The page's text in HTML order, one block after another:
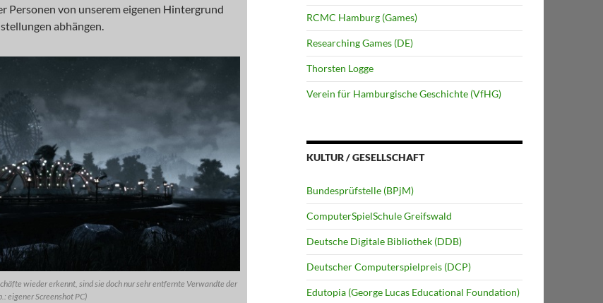
Personen von unserem eigenen Hintergrund
abhängen.
wieder erkennt, sind sie doch nur sehr entfernte Verwandte der
eigener Screenshot PC)
RCMC Hamburg (Games)
Researching Games (DE)
Thorsten Logge
Verein für Hamburgische Geschichte (VfHG)
KULTUR / GESELLSCHAFT
Bundesprüfstelle (BPjM)
ComputerSpielSchule Greifswald
Deutsche Digitale Bibliothek (DDB)
Deutscher Computerspielpreis (DCP)
Edutopia (George Lucas Educational Foundation)